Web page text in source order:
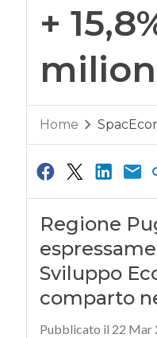
+
Home
Regione
Sviluppo
comparto
Pubblicato il 22 Mar